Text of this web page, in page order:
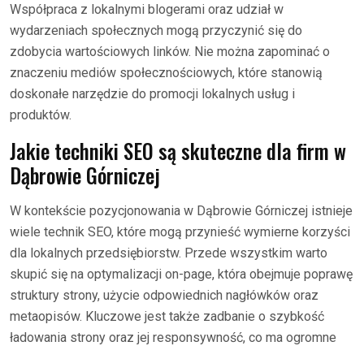
Współpraca z lokalnymi blogerami oraz udział w
wydarzeniach społecznych mogą przyczynić się do
zdobycia wartościowych linków. Nie można zapominać o
znaczeniu mediów społecznościowych, które stanowią
doskonałe narzędzie do promocji lokalnych usług i
produktów.
Jakie techniki SEO są skuteczne dla firm w
Dąbrowie Górniczej
W kontekście pozycjonowania w Dąbrowie Górniczej istnieje
wiele technik SEO, które mogą przynieść wymierne korzyści
dla lokalnych przedsiębiorstw. Przede wszystkim warto
skupić się na optymalizacji on-page, która obejmuje poprawę
struktury strony, użycie odpowiednich nagłówków oraz
metaopisów. Kluczowe jest także zadbanie o szybkość
ładowania strony oraz jej responsywność, co ma ogromne